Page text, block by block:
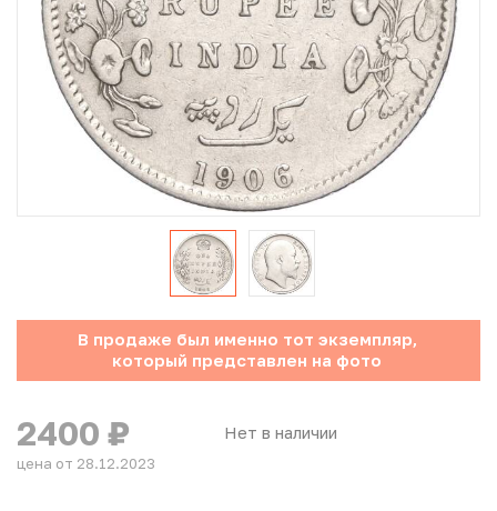
Юбилейные монеты Банка России (с 1999 года)
Памятные и инвестиционные монеты СССР и России
Иностранные монеты
Неофициальные выпуски монет (Unusual)
Античные и средневековые монеты
Инвестиционные монеты
В продаже был именно тот экземпляр,
который представлен на фото
Нет в наличии
2400 ₽
цена от 28.12.2023